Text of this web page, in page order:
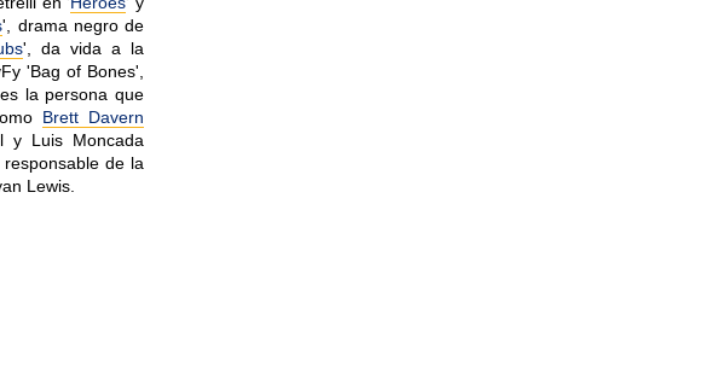
', drama negro de
', da vida a la
'Bag of Bones',
la persona que
Brett Davern
y Luis Moncada
de la
Lewis.